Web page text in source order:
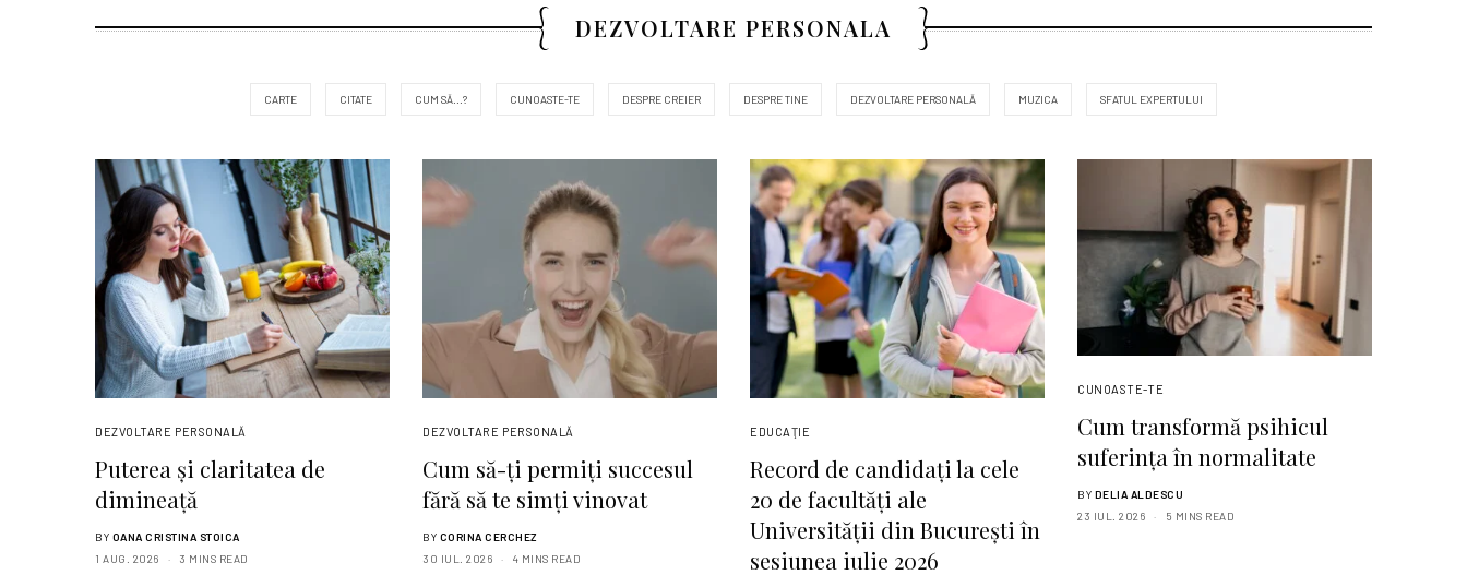
DEZVOLTARE PERSONALA
CARTE CITATE CUM SĂ...? CUNOASTE-TE DESPRE CREIER DESPRE TINE DEZVOLTARE PERSONALĂ MUZICA SFATUL EXPERTULUI
DEZVOLTARE PERSONALĂ
Puterea și claritatea de
dimineață
BY OANA CRISTINA STOICA
1 AUG. 2026
3 MINS READ
DEZVOLTARE PERSONALĂ
Cum să-ți permiți succesul
fără să te simți vinovat
BY CORINA CERCHEZ
30 IUL. 2026
4 MINS READ
EDUCAŢIE
Record de candidați la cele
20 de facultăți ale
Universității din București în
sesiunea iulie 2026
CUNOASTE-TE
Cum transformă psihicul
suferința în normalitate
BY DELIA ALDESCU
23 IUL. 2026
5 MINS READ